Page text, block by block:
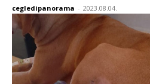
cegledipanorama - 2023.08.04.